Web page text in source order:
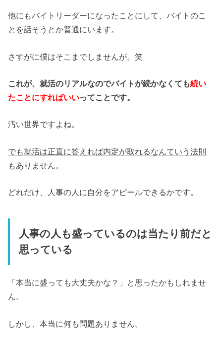
他にもバイトリーダーになったことにして、バイトのこ
とを話そうとか普通にいます。
さすがに僕はそこまでしませんが。笑
これが、就活のリアルなのでバイトが続かなくても続い
たことにすればいいってことです。
汚い世界ですよね。
でも就活は正直に答えれば内定が取れるなんていう法則
もありません。
どれだけ、人事の人に自分をアピールできるかです。
人事の人も盛っているのは当たり前だと
思っている
「本当に盛っても大丈夫かな？」と思ったかもしれませ
ん。
しかし、本当に何も問題ありません。